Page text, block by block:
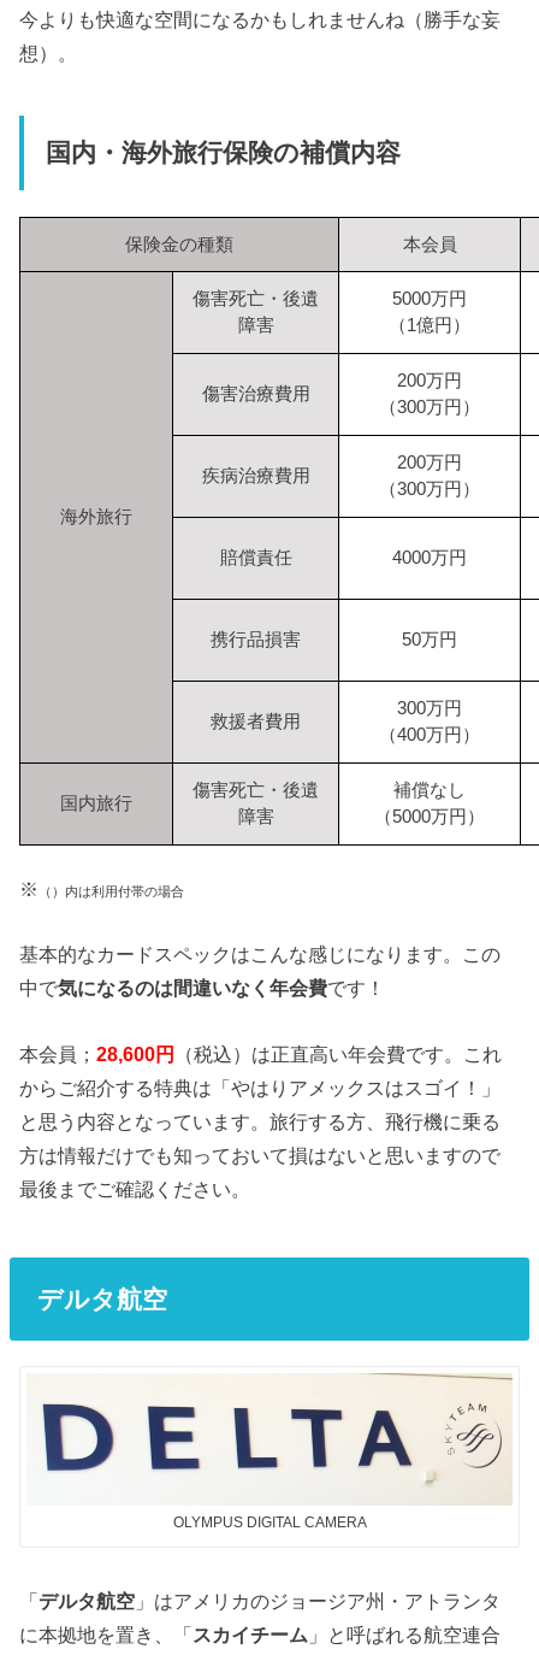
今よりも快適な空間になるかもしれませんね（勝手な妄
想）。
国内・海外旅行保険の補償内容
保険金の種類 本会員
海外旅行
傷害死亡・後遺
障害
5000万円
（1億円）
傷害治療費用
200万円
（300万円）
疾病治療費用
200万円
（300万円）
賠償責任 4000万円
携行品損害 50万円
救援者費用
300万円
（400万円）
国内旅行
傷害死亡・後遺
障害
補償なし
（5000万円）
※ （）内は利用付帯の場合
基本的なカードスペックはこんな感じになります。この
中で気になるのは間違いなく年会費です！
本会員；28,600円
（税込）は正直高い年会費です。これ
からご紹介する特典は「やはりアメックスはスゴイ！」
と思う内容となっています。旅行する方、飛行機に乗る
方は情報だけでも知っておいて損はないと思いますので
最後までご確認ください。
デルタ航空
OLYMPUS DIGITAL CAMERA
「デルタ航空 」はアメリカのジョージア州・アトランタ
に本拠地を置き、「スカイチーム 」と呼ばれる航空連合